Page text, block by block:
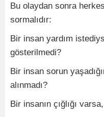
Bu olaydan sonra
sormalıdır:
Bir insan yardım
gösterilmedi?
Bir insan sorun
alınmadı?
Bir insanın çığlığı